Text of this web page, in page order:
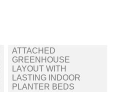
ATTACHED
GREENHOUSE
LAYOUT WITH
LASTING INDOOR
PLANTER BEDS